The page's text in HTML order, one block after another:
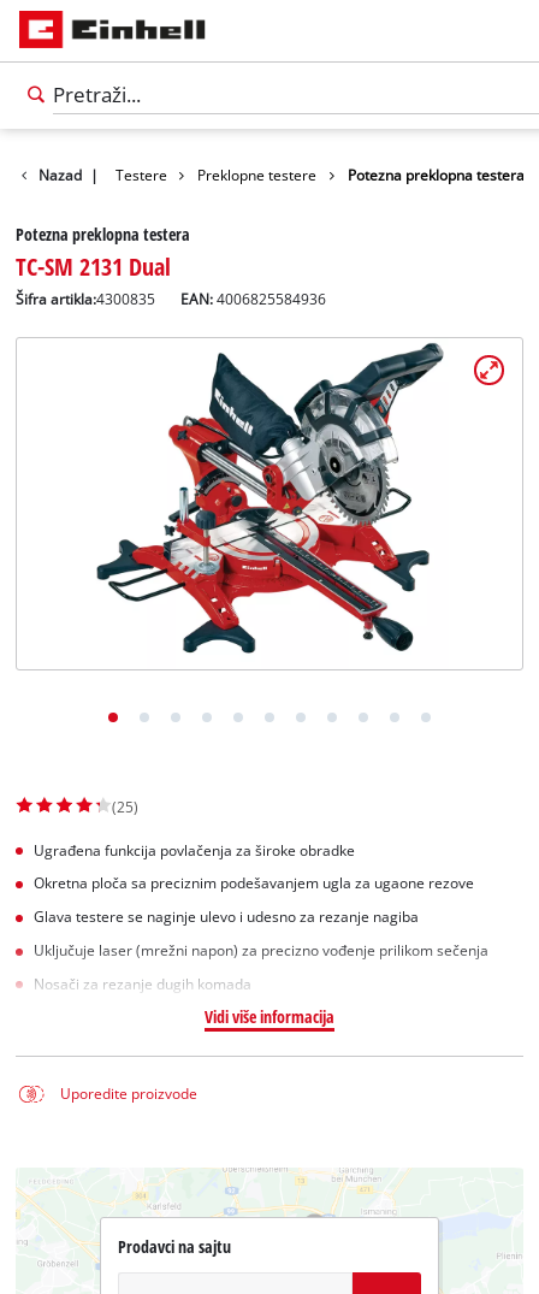
Nazad |
Alati Testere Preklopne testere Potezna preklopna testera
Potezna preklopna testera
TC-SM 2131 Dual
Šifra artikla:4300835 EAN:4006825584936
(25)
Ugrađena funkcija povlačenja za široke obradke
Okretna ploča sa preciznim podešavanjem ugla za ugaone rezove
Glava testere se naginje ulevo i udesno za rezanje nagiba
Uključuje laser (mrežni napon) za precizno vođenje prilikom sečenja
Nosači za rezanje dugih komada
Vidi više informacija
Uporedite proizvode
Prodavci na sajtu